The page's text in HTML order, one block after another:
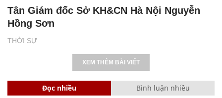
THỜI SỰ
Tân Giám đốc Sở KH&CN Hà Nội Nguyễn
Hồng Sơn
XEM THÊM BÀI VIẾT
Đọc nhiều Bình luận nhiều